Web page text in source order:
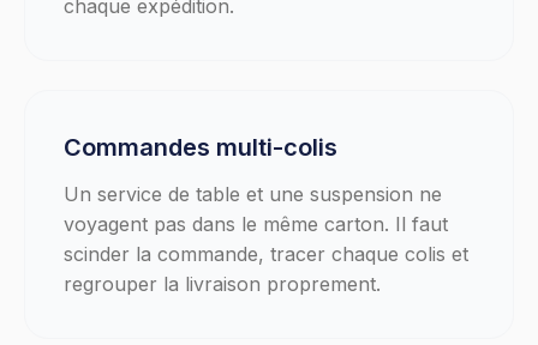
chaque expédition.
Commandes multi-colis
Un service de table et une suspension ne
voyagent pas dans le même carton. Il faut
scinder la commande, tracer chaque colis et
regrouper la livraison proprement.